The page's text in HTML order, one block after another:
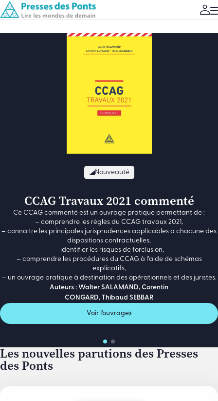
Nouveauté
CCAG Travaux 2021 commenté
Ce CCAG commenté est un ouvrage pratique permettant de :
– comprendre les règles du CCAG travaux 2021,
– connaitre les principales jurisprudences applicables à chacune des
dispositions contractuelles,
– identifier les risques de forclusion,
– comprendre les procédures du CCAG à l’aide de schémas
explicatifs,
– un ouvrage pratique à destination des opérationnels et des juristes.
Auteurs : Walter SALAMAND, Corentin
CONGARD, Thibaud SEBBAR
Voir l'ouvrage
Les nouvelles parutions des Presses
des Ponts